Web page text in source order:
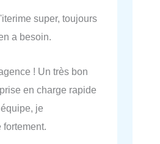
super, toujours
a besoin.
! Un très bon
en charge rapide
je
fortement.